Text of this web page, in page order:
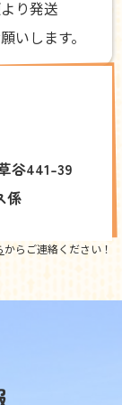
り発送
いします。
谷441-39
係
からご連絡ください！